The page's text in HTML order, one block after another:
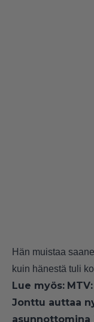
Hän muistaa
kuin hänestä tuli
Lue myös:
Jonttu auttaa
asunnottomina